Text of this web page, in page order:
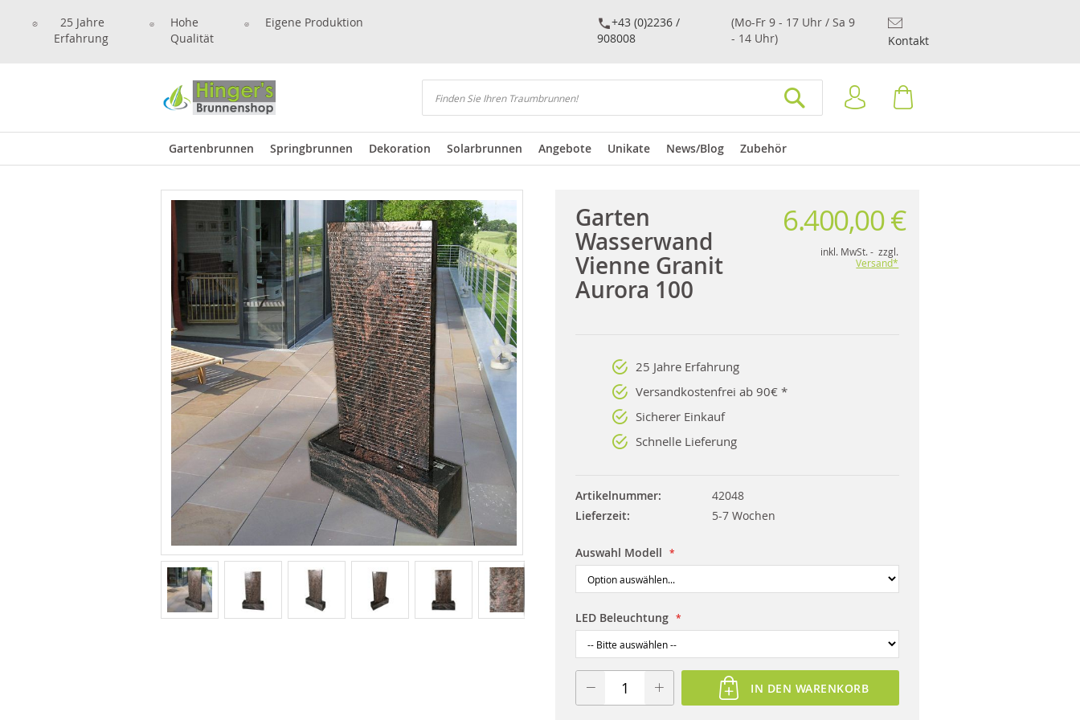
25 Jahre
Erfahrung
Hohe
Qualität
Eigene Produktion
+43 (0)2236 /
908008
(Mo-Fr 9 - 17 Uhr / Sa 9
- 14 Uhr)
Kontakt
Suchen
Anmelden
Gartenbrunnen Springbrunnen Dekoration Solarbrunnen Angebote Unikate News/Blog Zubehör
Garten
Wasserwand
Vienne Granit
Aurora 100
6.400,00 €
inkl. MwSt. - zzgl.
Versand*
25 Jahre Erfahrung
Versandkostenfrei ab 90€ *
Sicherer Einkauf
Schnelle Lieferung
Artikelnummer
42048
Lieferzeit
5-7 Wochen
Auswahl Modell
LED Beleuchtung
IN DEN WARENKORB